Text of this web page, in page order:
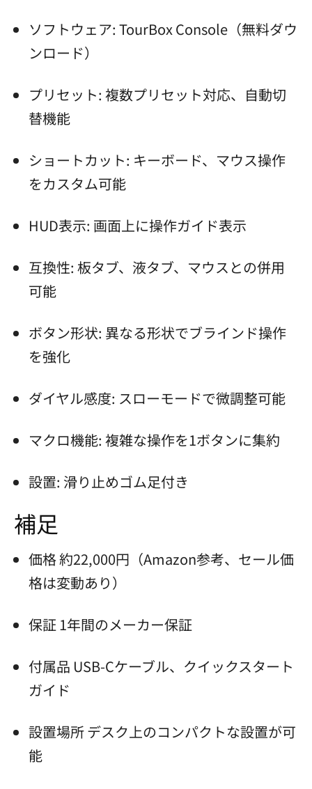
ソフトウェア: TourBox Console（無料ダウ
ンロード）
プリセット: 複数プリセット対応、自動切
替機能
ショートカット: キーボード、マウス操作
をカスタム可能
HUD表示: 画面上に操作ガイド表示
互換性: 板タブ、液タブ、マウスとの併用
可能
ボタン形状: 異なる形状でブラインド操作
を強化
ダイヤル感度: スローモードで微調整可能
マクロ機能: 複雑な操作を1ボタンに集約
設置: 滑り止めゴム足付き
補足
価格 約22,000円（Amazon参考、セール価
格は変動あり）
保証 1年間のメーカー保証
付属品 USB-Cケーブル、クイックスタート
ガイド
設置場所 デスク上のコンパクトな設置が可
能